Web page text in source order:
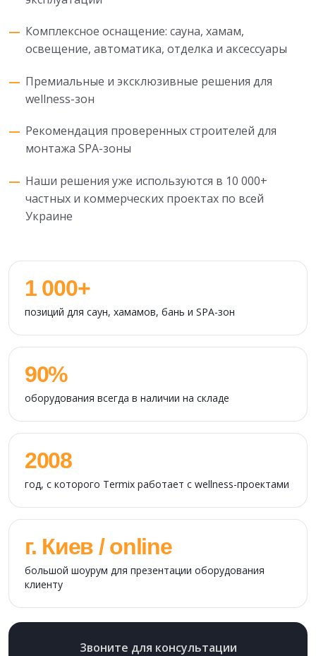
Комплексное оснащение: сауна, хамам,
освещение, автоматика, отделка и аксессуары
Премиальные и эксклюзивные решения для
wellness-зон
Рекомендация проверенных строителей для
монтажа SPA-зоны
Наши решения уже используются в 10 000+
частных и коммерческих проектах по всей
Украине
1 000+
позиций для саун, хамамов, бань и SPA-зон
90%
оборудования всегда в наличии на складе
2008
год, с которого Termix работает с wellness-проектами
г. Киев / online
большой шоурум для презентации оборудования
клиенту
Звоните для консультации